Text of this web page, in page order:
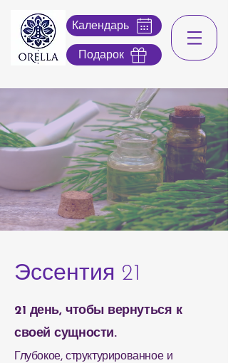
Календарь
Подарок
Эссентия 21
21 день, чтобы вернуться к
своей сущности.
Глубокое, структурированное и